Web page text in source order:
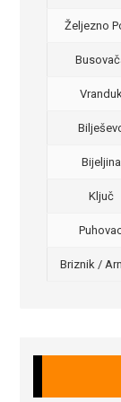
Željezno
Vranduk
Bijeljina
Ključ
Briznik /